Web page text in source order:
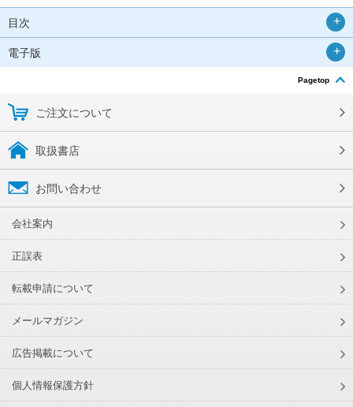
目次
電子版
Pagetop
ご注文について
取扱書店
お問い合わせ
会社案内
正誤表
転載申請について
メールマガジン
広告掲載について
個人情報保護方針